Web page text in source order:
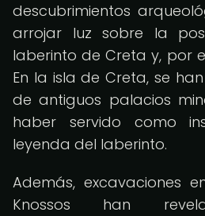
descubrimientos
arrojar luz sobre la
laberinto de Creta y, por
En la isla de Creta, se
de antiguos palacios
haber servido como
leyenda del laberinto.
Además, excavaciones
Knossos han